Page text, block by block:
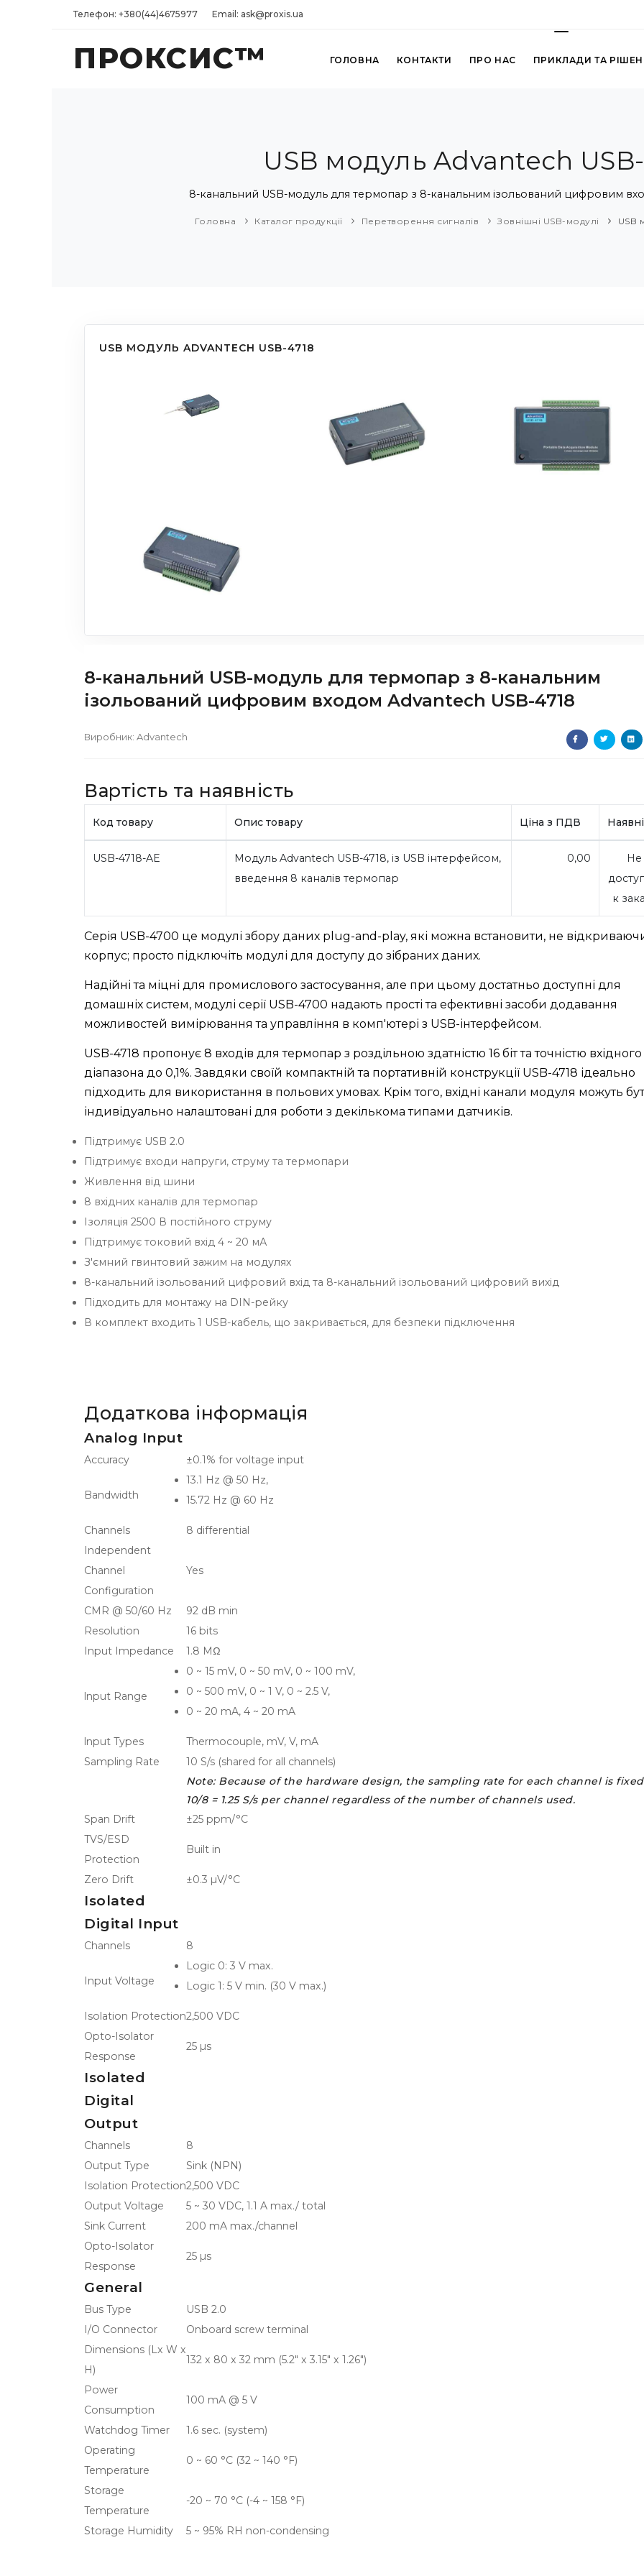
Телефон: +380(44)4675977 Email: ask@proxis.ua
ПРОКСИС™ ГОЛОВНА КОНТАКТИ ПРО НАС ПРИКЛАДИ ТА
USB модуль Advantech
8-канальний USB-модуль для термопар з 8-канальним ізольований цифровим
Головна Каталог продукції Перетворення сигналів Зовнішні USB-модулі USB
USB МОДУЛЬ ADVANTECH USB-4718
8-канальний USB-модуль для термопар з 8-канальним
ізольований цифровим входом Advantech USB-4718
Виробник: Advantech
Вартість та наявність
Код товару Опис товару Ціна з ПДВ
USB-4718-AE
Модуль Advantech USB-4718, із USB інтерфейсом,
введення 8 каналів термопар
0,00
Не
к
Серія USB-4700 це модулі збору даних plug-and-play, які можна встановити, не
корпус; просто підключіть модулі для доступу до зібраних даних.
Надійні та міцні для промислового застосування, але при цьому достатньо доступні для
домашніх систем, модулі серії USB-4700 надають прості та ефективні засоби додавання
можливостей вимірювання та управління в комп'ютері з USB-інтерфейсом.
USB-4718 пропонує 8 входів для термопар з роздільною здатністю 16 біт та точністю вхідного
діапазона до 0,1%. Завдяки своїй компактній та портативній конструкції USB-4718 ідеально
підходить для використання в польових умовах. Крім того, вхідні канали модуля можуть
індивідуально налаштовані для роботи з декількома типами датчиків.
Підтримує USB 2.0
Підтримує входи напруги, струму та термопари
Живлення від шини
8 вхідних каналів для термопар
Ізоляція 2500 В постійного струму
Підтримує токовий вхід 4 ~ 20 мА
З'ємний гвинтовий зажим на модулях
8-канальний ізольований цифровий вхід та 8-канальний ізольований цифровий вихід
Підходить для монтажу на DIN-рейку
В комплект входить 1 USB-кабель, що закривається, для безпеки підключення
Додаткова інформація
Analog Input
Accuracy ±0.1% for voltage input
Bandwidth
13.1 Hz @ 50 Hz,
15.72 Hz @ 60 Hz
Channels
8 differential
Independent
Channel
Configuration
Yes
CMR @ 50/60 Hz
92 dB min
Resolution
16 bits
Input Impedance
1.8 MΩ
lnput Range
0 ~ 15 mV, 0 ~ 50 mV, 0 ~ 100 mV,
0 ~ 500 mV, 0 ~ 1 V, 0 ~ 2.5 V,
0 ~ 20 mA, 4 ~ 20 mA
lnput Types
Thermocouple, mV, V, mA
Sampling Rate
10 S/s (shared for all channels)
Note: Because of the hardware design, the sampling rate for each channel is
10/8 = 1.25 S/s per channel regardless of the number of channels used.
Span Drift
±25 ppm/°C
TVS/ESD
Protection
Built in
Zero Drift ±0.3 µV/°C
Isolated
Digital Input
Channels 8
Input Voltage
Logic 0: 3 V max.
Logic 1: 5 V min. (30 V max.)
Isolation Protection2,500 VDC
Opto-Isolator
Response
25 µs
Isolated
Digital
Output
Channels
8
Output Type
Sink (NPN)
Isolation Protection2,500 VDC
Output Voltage
5 ~ 30 VDC, 1.1 A max./ total
Sink Current
200 mA max./channel
Opto-Isolator
Response
25 µs
General
Bus Type
USB 2.0
I/O Connector
Onboard screw terminal
Dimensions (Lx W x
H)
132 x 80 x 32 mm (5.2" x 3.15" x 1.26")
Power
Consumption
100 mA @ 5 V
Watchdog Timer
1.6 sec. (system)
Operating
Temperature
0 ~ 60 °C (32 ~ 140 °F)
Storage
Temperature
-20 ~ 70 °C (-4 ~ 158 °F)
Storage Humidity 5 ~ 95% RH non-condensing